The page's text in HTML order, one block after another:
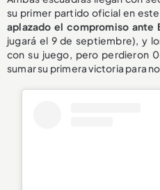
su primer partido oficial en
aplazado el compromiso ante
jugará el 9 de septiembre), y
con su juego, pero perdieron
sumar su primera victoria para